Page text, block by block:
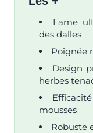
Lame
des dalles
Poignée
Design
herbes
mousses
Robuste